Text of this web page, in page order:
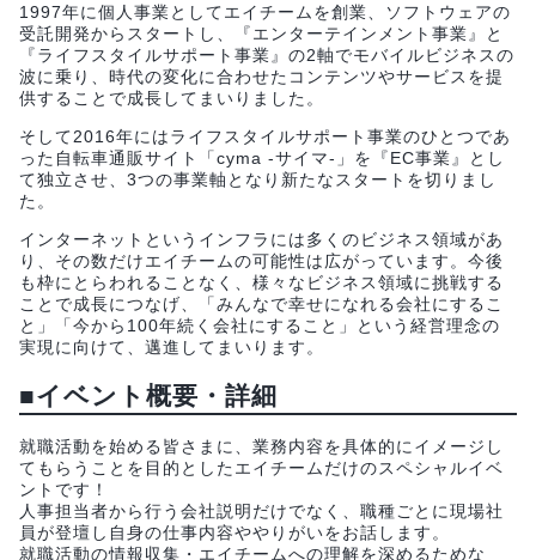
1997年に個人事業としてエイチームを創業、ソフトウェアの
受託開発からスタートし、『エンターテインメント事業』と
『ライフスタイルサポート事業』の2軸でモバイルビジネスの
波に乗り、時代の変化に合わせたコンテンツやサービスを提
供することで成長してまいりました。
そして2016年にはライフスタイルサポート事業のひとつであ
った自転車通販サイト「cyma -サイマ-」を『EC事業』とし
て独立させ、3つの事業軸となり新たなスタートを切りまし
た。
インターネットというインフラには多くのビジネス領域があ
り、その数だけエイチームの可能性は広がっています。今後
も枠にとらわれることなく、様々なビジネス領域に挑戦する
ことで成長につなげ、「みんなで幸せになれる会社にするこ
と」「今から100年続く会社にすること」という経営理念の
実現に向けて、邁進してまいります。
■イベント概要・詳細
就職活動を始める皆さまに、業務内容を具体的にイメージし
てもらうことを目的としたエイチームだけのスペシャルイベ
ントです！
人事担当者から行う会社説明だけでなく、職種ごとに現場社
員が登壇し自身の仕事内容ややりがいをお話します。
就職活動の情報収集・エイチームへの理解を深めるためな